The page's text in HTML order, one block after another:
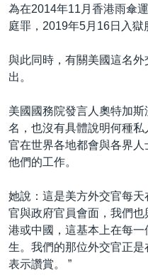
為在2014年11月香港雨傘
庭罪，2019年5月16日入獄
與此同時，有關美國這名
出。
美國國務院發言人奧特加
名，也沒有具體說明何種
官在世界各地都會與各界
他們的工作。
她說：這是美方外交官每
官與政府官員會面，我們
港或中國，這基本上在每
生。我們的那位外交官正
表示讚賞。 ”